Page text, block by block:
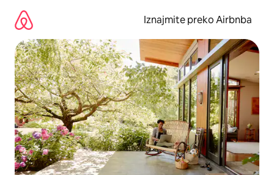
sadržaj
Iznajmite preko Airbnba